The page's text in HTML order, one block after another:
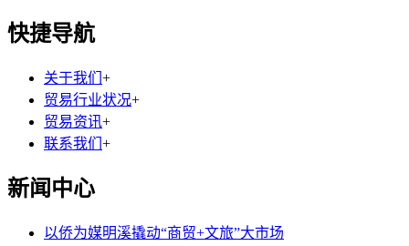
快捷导航
关于我们 +
贸易行业状况+
贸易资讯+
联系我们 +
新闻中心
以侨为媒明溪撬动“商贸+文旅”大市场